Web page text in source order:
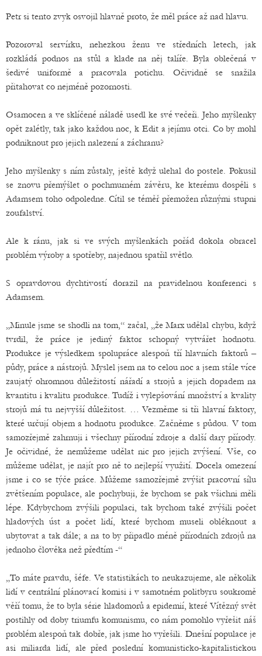
Petr si tento zvyk osvojil hlavně proto, že měl práce až nad hlavu.
Pozoroval servírku, nehezkou ženu ve středních letech, jak
rozkládá podnos na stůl a klade na něj talíře. Byla oblečená v
šedivé uniformě a pracovala potichu. Očividně se snažila
přitahovat co nejméně pozornosti.
Osamocen a ve sklíčené náladě usedl ke své večeři. Jeho myšlenky
opět zalétly, tak jako každou noc, k Edit a jejímu otci. Co by mohl
podniknout pro jejich nalezení a záchranu?
Jeho myšlenky s ním zůstaly, ještě když ulehal do postele. Pokusil
se znovu přemýšlet o pochmurném závěru, ke kterému dospěli s
Adamsem toho odpoledne. Cítil se téměř přemožen různými stupni
zoufalství.
Ale k ránu, jak si ve svých myšlenkách pořád dokola obracel
problém výroby a spotřeby, najednou spatřil světlo.
S opravdovou dychtivostí dorazil na pravidelnou konferenci s
Adamsem.
„Minule jsme se shodli na tom,“ začal, „že Marx udělal chybu, když
tvrdil, že práce je jediný faktor schopný vytvářet hodnotu.
Produkce je výsledkem spolupráce alespoň tří hlavních faktorů –
půdy, práce a nástrojů. Myslel jsem na to celou noc a jsem stále více
zaujatý ohromnou důležitostí nářadí a strojů a jejich dopadem na
kvantitu i kvalitu produkce. Tudíž i vylepšování množství a kvality
strojů má tu nejvyšší důležitost. … Vezměme si tři hlavní faktory,
které určují objem a hodnotu produkce. Začněme s půdou. V tom
samozřejmě zahrnuji i všechny přírodní zdroje a další dary přírody.
Je očividné, že nemůžeme udělat nic pro jejich zvýšení. Vše, co
můžeme udělat, je najít pro ně to nejlepší využití. Docela omezení
jsme i co se týče práce. Můžeme samozřejmě zvýšit pracovní sílu
zvětšením populace, ale pochybuji, že bychom se pak všichni měli
lépe. Kdybychom zvýšili populaci, tak bychom také zvýšili počet
hladových úst a počet lidí, které bychom museli obléknout a
ubytovat a tak dále; a na to by připadlo méně přírodních zdrojů na
jednoho člověka než předtím -“
„To máte pravdu, šéfe. Ve statistikách to neukazujeme, ale několik
lidí v centrální plánovací komisi i v samotném politbyru soukromě
věří tomu, že to byla série hladomorů a epidemií, které Vítězný svět
postihly od doby triumfu komunismu, co nám pomohlo vyřešit náš
problém alespoň tak dobře, jak jsme ho vyřešili. Dnešní populace je
asi miliarda lidí, ale před poslední komunisticko-kapitalistickou